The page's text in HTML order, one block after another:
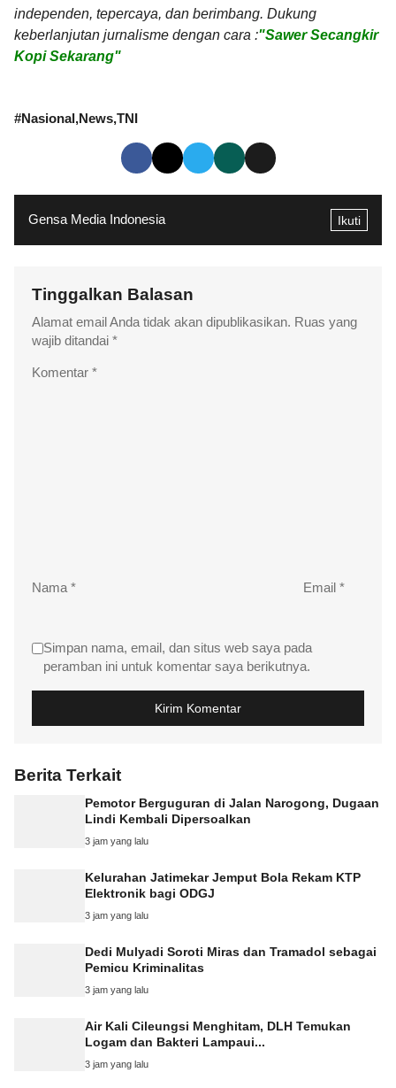
independen, tepercaya, dan berimbang. Dukung
keberlanjutan jurnalisme dengan cara :"Sawer Secangkir
Kopi Sekarang"
#Nasional News TNI
Gensa Media Indonesia Ikuti
Tinggalkan Balasan
Alamat email Anda tidak akan dipublikasikan. Ruas yang
wajib ditandai *
Komentar *
Nama* Email *
Simpan nama, email, dan situs web saya pada
peramban ini untuk komentar saya berikutnya.
Berita Terkait
Pemotor Berguguran di Jalan Narogong, Dugaan
Lindi Kembali Dipersoalkan
3 jam yang lalu
Kelurahan Jatimekar Jemput Bola Rekam KTP
Elektronik bagi ODGJ
3 jam yang lalu
Dedi Mulyadi Soroti Miras dan Tramadol sebagai
Pemicu Kriminalitas
3 jam yang lalu
Air Kali Cileungsi Menghitam, DLH Temukan
Logam dan Bakteri Lampaui...
3 jam yang lalu